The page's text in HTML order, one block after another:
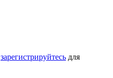
зарегистрируйтесь для